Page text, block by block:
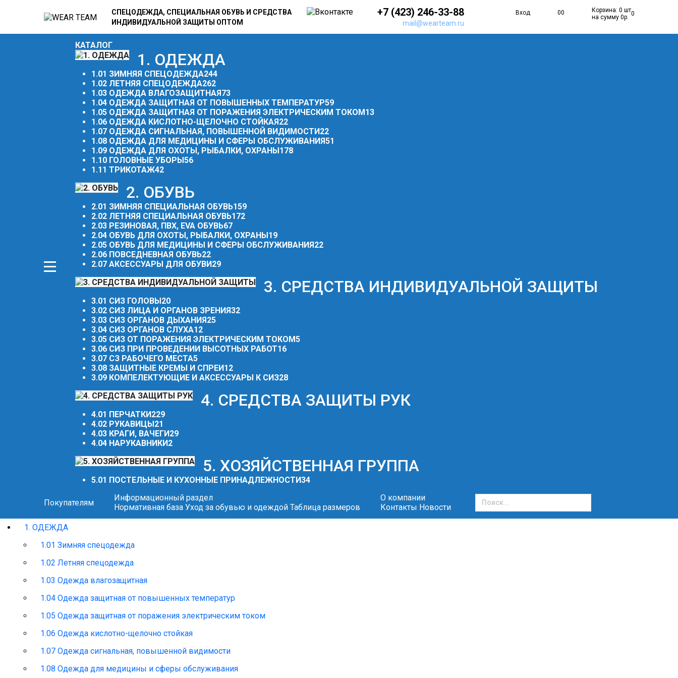
СПЕЦОДЕЖДА, СПЕЦИАЛЬНАЯ ОБУВЬ И СРЕДСТВА
ИНДИВИДУАЛЬНОЙ ЗАЩИТЫ ОПТОМ
+7 (423) 246-33-88
mail@wearteam.ru
Вход 00
Корзина: 0 шт
на сумму 0р. 0
КАТАЛОГ
1. ОДЕЖДА
1.01 ЗИМНЯЯ СПЕЦОДЕЖДА244
1.02 ЛЕТНЯЯ СПЕЦОДЕЖДА262
1.03 ОДЕЖДА ВЛАГОЗАЩИТНАЯ73
1.04 ОДЕЖДА ЗАЩИТНАЯ ОТ ПОВЫШЕННЫХ ТЕМПЕРАТУР59
1.05 ОДЕЖДА ЗАЩИТНАЯ ОТ ПОРАЖЕНИЯ ЭЛЕКТРИЧЕСКИМ ТОКОМ13
1.06 ОДЕЖДА КИСЛОТНО-ЩЕЛОЧНО СТОЙКАЯ22
1.07 ОДЕЖДА СИГНАЛЬНАЯ, ПОВЫШЕННОЙ ВИДИМОСТИ22
1.08 ОДЕЖДА ДЛЯ МЕДИЦИНЫ И СФЕРЫ ОБСЛУЖИВАНИЯ51
1.09 ОДЕЖДА ДЛЯ ОХОТЫ, РЫБАЛКИ, ОХРАНЫ178
1.10 ГОЛОВНЫЕ УБОРЫ56
1.11 ТРИКОТАЖ42
2. ОБУВЬ
2.01 ЗИМНЯЯ СПЕЦИАЛЬНАЯ ОБУВЬ159
2.02 ЛЕТНЯЯ СПЕЦИАЛЬНАЯ ОБУВЬ172
2.03 РЕЗИНОВАЯ, ПВХ, EVA ОБУВЬ67
2.04 ОБУВЬ ДЛЯ ОХОТЫ, РЫБАЛКИ, ОХРАНЫ19
2.05 ОБУВЬ ДЛЯ МЕДИЦИНЫ И СФЕРЫ ОБСЛУЖИВАНИЯ22
2.06 ПОВСЕДНЕВНАЯ ОБУВЬ22
2.07 АКСЕССУАРЫ ДЛЯ ОБУВИ29
3. СРЕДСТВА ИНДИВИДУАЛЬНОЙ ЗАЩИТЫ
3.01 СИЗ ГОЛОВЫ20
3.02 СИЗ ЛИЦА И ОРГАНОВ ЗРЕНИЯ32
3.03 СИЗ ОРГАНОВ ДЫХАНИЯ25
3.04 СИЗ ОРГАНОВ СЛУХА12
3.05 СИЗ ОТ ПОРАЖЕНИЯ ЭЛЕКТРИЧЕСКИМ ТОКОМ5
3.06 СИЗ ПРИ ПРОВЕДЕНИИ ВЫСОТНЫХ РАБОТ16
3.07 СЗ РАБОЧЕГО МЕСТА5
3.08 ЗАЩИТНЫЕ КРЕМЫ И СПРЕИ12
3.09 КОМПЕЛЕКТУЮЩИЕ И АКСЕССУАРЫ К СИЗ28
4. СРЕДСТВА ЗАЩИТЫ РУК
4.01 ПЕРЧАТКИ229
4.02 РУКАВИЦЫ21
4.03 КРАГИ, ВАЧЕГИ29
4.04 НАРУКАВНИКИ2
5. ХОЗЯЙСТВЕННАЯ ГРУППА
5.01 ПОСТЕЛЬНЫЕ И КУХОННЫЕ ПРИНАДЛЕЖНОСТИ34
Покупателям
Информационный раздел
Нормативная база Уход за обувью и одеждой Таблица размеров
О компании
Контакты Новости
1. ОДЕЖДА
1.01 Зимняя спецодежда
1.02 Летняя спецодежда
1.03 Одежда влагозащитная
1.04 Одежда защитная от повышенных температур
1.05 Одежда защитная от поражения электрическим током
1.06 Одежда кислотно-щелочно стойкая
1.07 Одежда сигнальная, повышенной видимости
1.08 Одежда для медицины и сферы обслуживания